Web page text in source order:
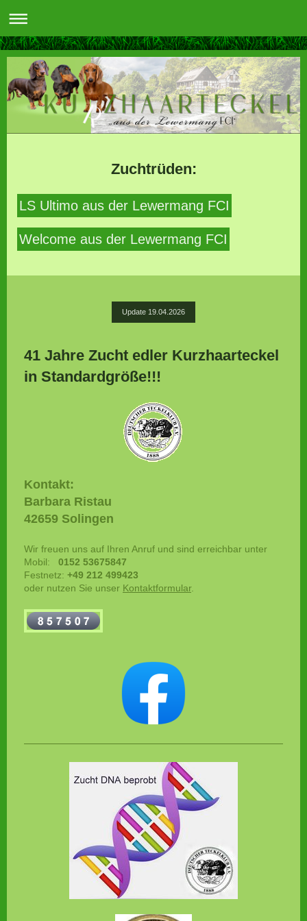
Zuchtrüden:
LS Ultimo aus der Lewermang FCI
Welcome aus der Lewermang FCI
Update 19.04.2026
41 Jahre Zucht edler Kurzhaarteckel
in Standardgröße!!!
Kontakt:
Barbara Ristau
42659 Solingen
Wir freuen uns auf Ihren Anruf und sind erreichbar unter
Mobil: 0152 53675847
Festnetz: +49 212 499423
oder nutzen Sie unser Kontaktformular.